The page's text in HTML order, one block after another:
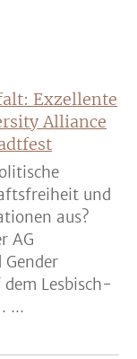
Exzellente
Alliance
und
aus?
AG
Gender
Lesbisch-
...